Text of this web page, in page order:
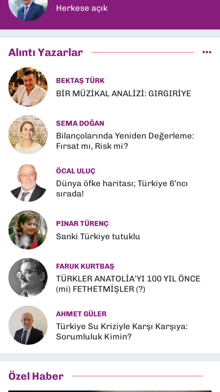
Herkese açık
Alıntı Yazarlar
BEKTAŞ TÜRK
BİR MÜZİKAL ANALİZİ: GIRGIRİYE
SEMA DOĞAN
Bilançolarında Yeniden Değerleme:
Fırsat mı, Risk mi?
ÖCAL ULUÇ
Dünya öfke haritası; Türkiye 6’ncı
sırada!
PINAR TÜRENÇ
Sanki Türkiye tutuklu
FARUK KURTBAŞ
TÜRKLER ANATOLİA’YI 100 YIL ÖNCE
(mi) FETHETMİŞLER (?)
AHMET GÜLER
Türkiye Su Kriziyle Karşı Karşıya:
Sorumluluk Kimin?
Özel Haber